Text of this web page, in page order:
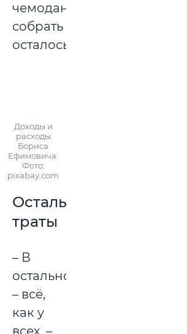
чемоданы
собрать
осталось.
Доходы и
расходы
Бориса
Ефимовича.
Фото:
pixabay.com
Остальные
траты
– В
остальном
– всё,
как у
всех, –